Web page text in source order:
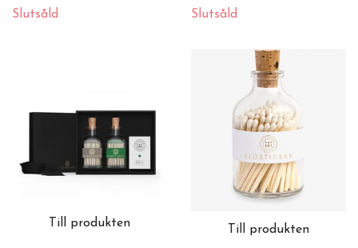
Slutsåld Slutsåld
Till produkten
Till produkten